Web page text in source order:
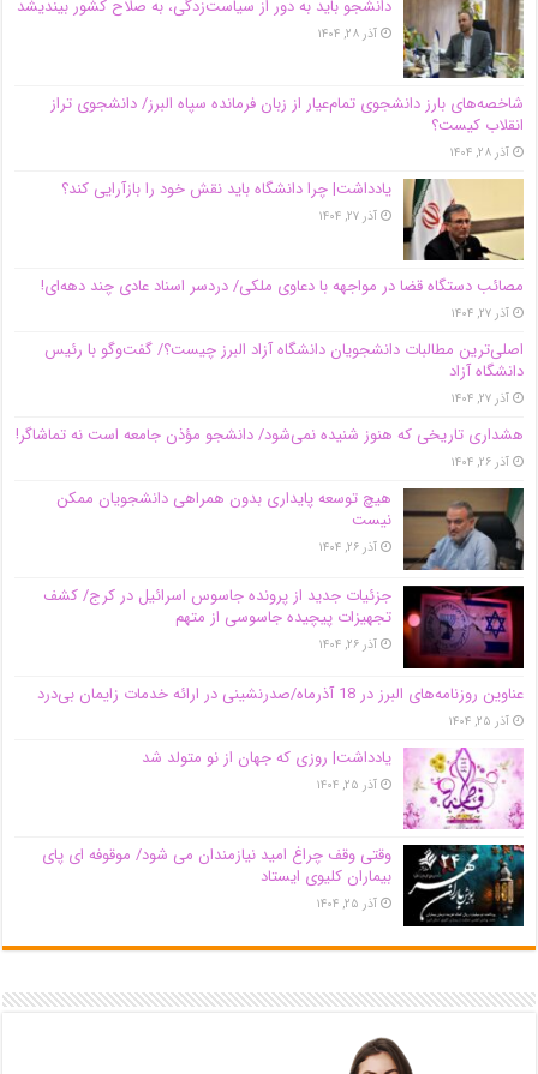
دانشجو باید به دور از سیاست‌زدگی، به صلاح کشور بیندیشد
آذر ۲۸, ۱۴۰۴
شاخصه‌های بارز دانشجوی تمام‌عیار از زبان فرمانده سپاه البرز/ دانشجوی تراز
انقلاب کیست؟
آذر ۲۸, ۱۴۰۴
یادداشت| چرا دانشگاه باید نقش خود را بازآرایی کند؟
آذر ۲۷, ۱۴۰۴
مصائب دستگاه قضا در مواجهه با دعاوی ملکی/ دردسر اسناد عادی چند‌ دهه‌ای!
آذر ۲۷, ۱۴۰۴
اصلی‌ترین مطالبات دانشجویان دانشگاه آزاد البرز چیست؟/ گفت‌وگو با رئیس
دانشگاه آز‌اد
آذر ۲۷, ۱۴۰۴
هشداری تاریخی که هنوز شنیده نمی‌شود/ دانشجو مؤذن جامعه است نه تماشاگر!
آذر ۲۶, ۱۴۰۴
هیچ توسعه پایداری بدون همراهی دانشجویان ممکن
نیست
آذر ۲۶, ۱۴۰۴
جزئیات جدید از پرونده جاسوس اسرائیل در کرج/‌ کشف
تجهیزات پیچیده جاسوسی از متهم
آذر ۲۶, ۱۴۰۴
عناوین روزنامه‌های البرز در ‌18 آذرماه/صدرنشینی در ارائه خدمات زایمان بی‌درد
آذر ۲۵, ۱۴۰۴
یادداشت| روزی که جهان از نو متولد شد
آذر ۲۵, ۱۴۰۴
وقتی وقف چراغ امید نیازمندان می شود/ موقوفه ای پای
بیماران کلیوی ایستاد
آذر ۲۵, ۱۴۰۴